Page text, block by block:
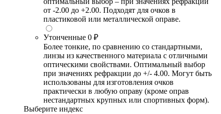
от -2.00 до +2.00. Подходят для очков в
пластиковой или металлической оправе.
Утонченные 0 ₽
Более тонкие, по сравнению со стандартными,
линзы из качественного материала с отличными
оптическими свойствами. Оптимальный выбор
при значениях рефракции до +/- 4.00. Могут быть
использованы для изготовления очков
практически в любую оправу (кроме оправ
нестандартных крупных или спортивных форм).
Выберите индекс